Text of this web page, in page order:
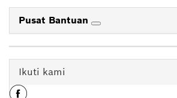
Pusat Bantuan
Ikuti kami